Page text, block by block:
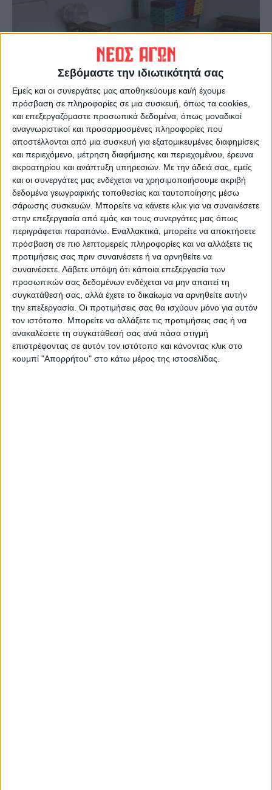
Σεβόμαστε την ιδιωτικότητά σας
Εμείς και οι συνεργάτες μας αποθηκεύουμε και/ή έχουμε
πρόσβαση σε πληροφορίες σε μια συσκευή, όπως τα cookies,
και επεξεργαζόμαστε προσωπικά δεδομένα, όπως μοναδικοί
αναγνωριστικοί και προσαρμοσμένες πληροφορίες που
αποστέλλονται από μια συσκευή για εξατομικευμένες διαφημίσεις
και περιεχόμενο, μέτρηση διαφήμισης και περιεχομένου, έρευνα
ακροατηρίου και ανάπτυξη υπηρεσιών. Με την άδειά σας, εμείς
και οι συνεργάτες μας ενδέχεται να χρησιμοποιήσουμε ακριβή
δεδομένα γεωγραφικής τοποθεσίας και ταυτοποίησης μέσω
σάρωσης συσκευών. Μπορείτε να κάνετε κλικ για να συναινέσετε
στην επεξεργασία από εμάς και τους συνεργάτες μας όπως
περιγράφεται παραπάνω. Εναλλακτικά, μπορείτε να αποκτήσετε
πρόσβαση σε πιο λεπτομερείς πληροφορίες και να αλλάξετε τις
προτιμήσεις σας πριν συναινέσετε ή να αρνηθείτε να
συναινέσετε. Λάβετε υπόψη ότι κάποια επεξεργασία των
προσωπικών σας δεδομένων ενδέχεται να μην απαιτεί τη
συγκατάθεσή σας, αλλά έχετε το δικαίωμα να αρνηθείτε αυτήν
την επεξεργασία. Οι προτιμήσεις σας θα ισχύουν μόνο για αυτόν
τον ιστότοπο. Μπορείτε να αλλάξετε τις προτιμήσεις σας ή να
ανακαλέσετε τη συγκατάθεσή σας ανά πάσα στιγμή
επιστρέφοντας σε αυτόν τον ιστότοπο και κάνοντας κλικ στο
κουμπί "Απορρήτου" στο κάτω μέρος της ιστοσελίδας.